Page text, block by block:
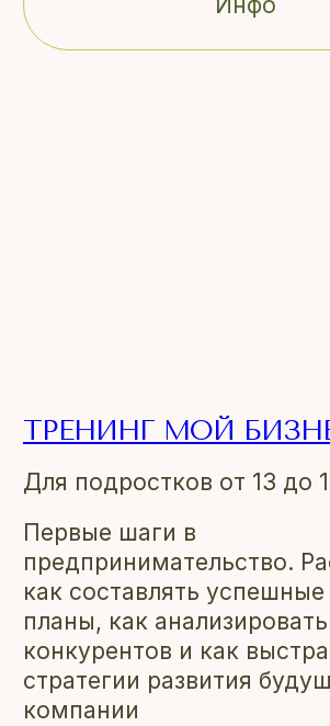
Для подростков от 13 до
ТРЕНИНГ МОЙ
Первые шаги в
предпринимательство.
как составлять успешные
планы, как анализировать
конкурентов и как
стратегии развития
компании